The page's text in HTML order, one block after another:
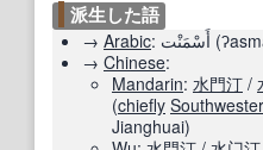
派生した語
→ Arabic: أَسْمَنْت (
→ Chinese:
Mandarin: 水門汀 /
(chiefly
Jianghuai)